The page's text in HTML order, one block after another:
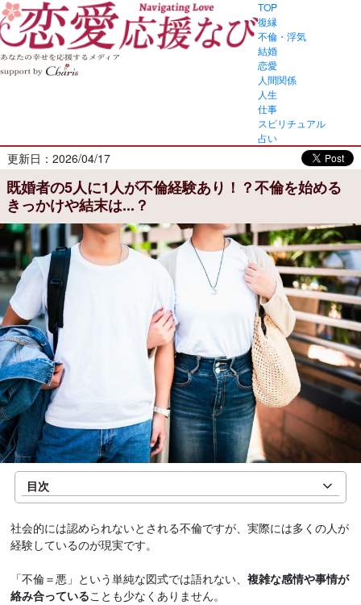
TOP
復縁
不倫・浮気
結婚
恋愛
人間関係
人生
仕事
スピリチュアル
占い
更新日：2026/04/17
既婚者の5人に1人が不倫経験あり！？不倫を始める
きっかけや結末は...？
目次
社会的には認められないとされる不倫ですが、実際には多くの人が
経験しているのが現実です。
「不倫＝悪」という単純な図式では語れない、複雑な感情や事情が
絡み合っていることも少なくありません。